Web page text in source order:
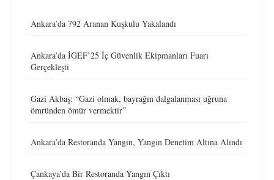
Ankara’da 792 Aranan Kuşkulu Yakalandı
Ankara’da İGEF’25 İç Güvenlik Ekipmanları Fuarı
Gerçekleşti
Gazi Akbaş: “Gazi olmak, bayrağın dalgalanması uğruna
ömründen ömür vermektir”
Ankara’da Restoranda Yangın, Yangın Denetim Altına Alındı
Çankaya’da Bir Restoranda Yangın Çıktı